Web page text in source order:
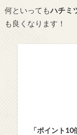
何といってもハチミ
も良くなります！
「ポイント